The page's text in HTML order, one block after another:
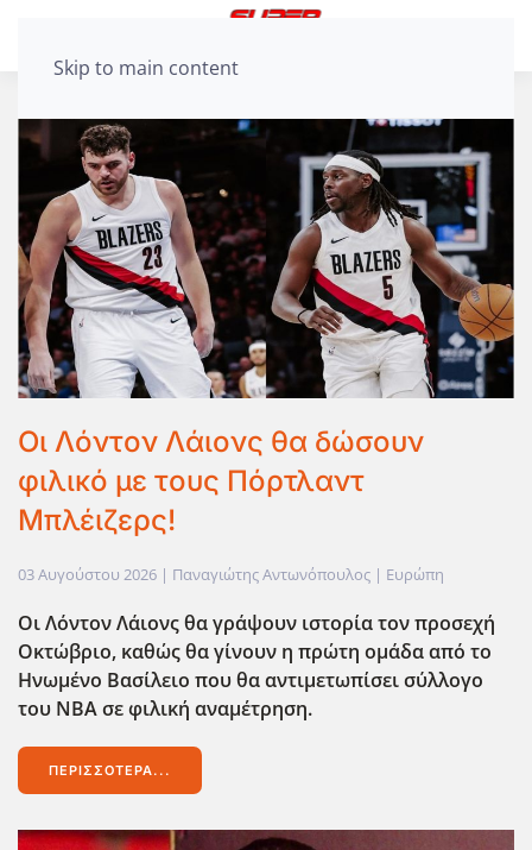
Skip to main content
Οι Λόντον Λάιονς θα δώσουν
φιλικό με τους Πόρτλαντ
Μπλέιζερς!
03 Αυγούστου 2026 | Παναγιώτης Αντωνόπουλος | Ευρώπη
Οι Λόντον Λάιονς θα γράψουν ιστορία τον προσεχή
Οκτώβριο, καθώς θα γίνουν η πρώτη ομάδα από το
Ηνωμένο Βασίλειο που θα αντιμετωπίσει σύλλογο
του ΝΒΑ σε φιλική αναμέτρηση.
ΠΕΡΙΣΣΌΤΕΡΑ...